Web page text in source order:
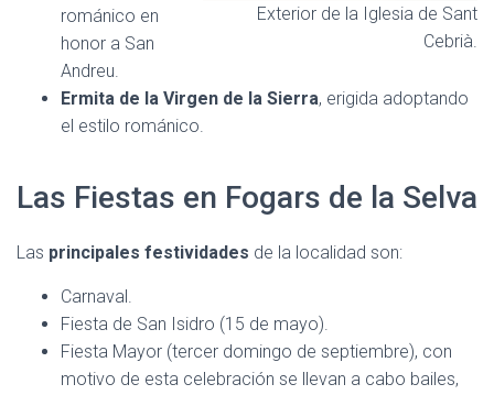
Exterior de la Iglesia de Sant
Cebrià.
románico en
honor a San
Andreu.
Ermita de la Virgen de la Sierra, erigida adoptando
el estilo románico.
Las Fiestas en Fogars de la Selva
Las principales festividades de la localidad son:
Carnaval.
Fiesta de San Isidro (15 de mayo).
Fiesta Mayor (tercer domingo de septiembre), con
motivo de esta celebración se llevan a cabo bailes,